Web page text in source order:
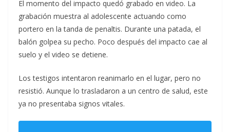
El momento del impacto quedó grabado en video. La
grabación muestra al adolescente actuando como
portero en la tanda de penaltis. Durante una patada, el
balón golpea su pecho. Poco después del impacto cae al
suelo y el video se detiene.
Los testigos intentaron reanimarlo en el lugar, pero no
resistió. Aunque lo trasladaron a un centro de salud, este
ya no presentaba signos vitales.